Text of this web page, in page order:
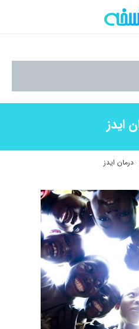
ایدز
درمان ایدز